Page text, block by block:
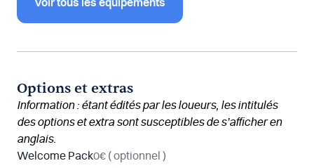
Voir tous les équipements
Options et extras
Information : étant édités par les loueurs, les intitulés
des options et extra sont susceptibles de s’afficher en
anglais.
Welcome Pack0€ ( optionnel )